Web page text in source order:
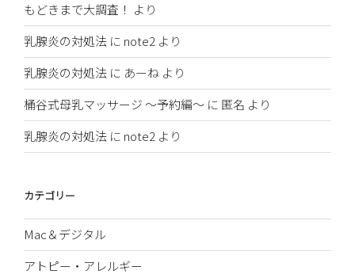
もどきまで大調査！ より
乳腺炎の対処法 に note2 より
乳腺炎の対処法 に あーね より
桶谷式母乳マッサージ 〜予約編〜 に 匿名 より
乳腺炎の対処法 に note2 より
カテゴリー
Mac＆デジタル
アトピー・アレルギー